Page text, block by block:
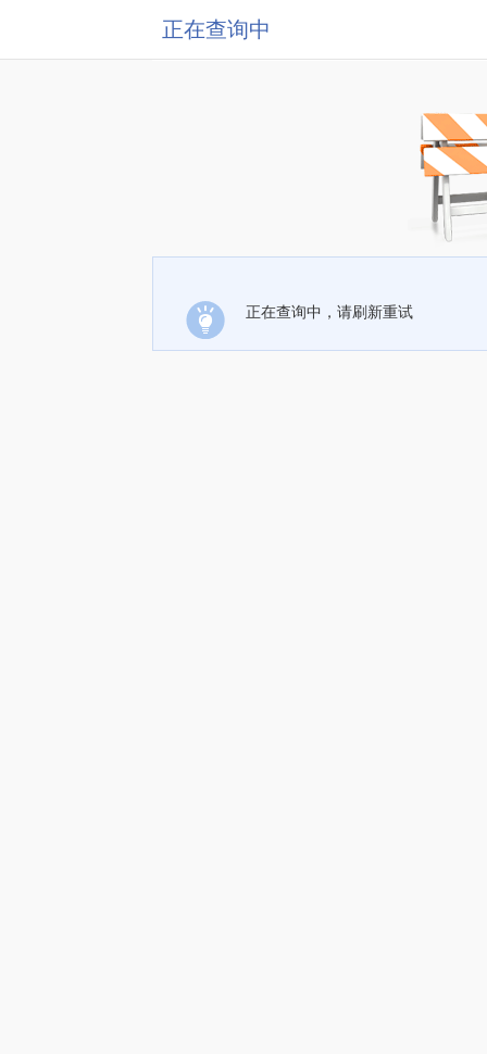
正在查询中
正在查询中，请刷新重试